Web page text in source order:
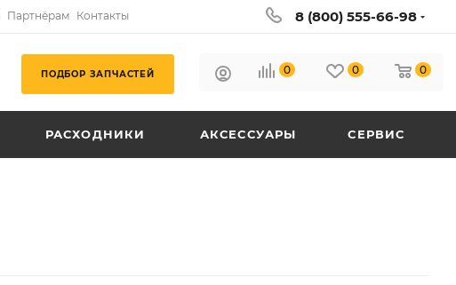
Партнёрам Контакты 8 (800) 555-66-98
ПОДБОР ЗАПЧАСТЕЙ 0 0 0
РАСХОДНИКИ АКСЕССУАРЫ СЕРВИС